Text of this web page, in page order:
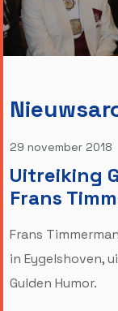
29 november 2018
Uitreiking
Frans
Frans
in Eygelshoven,
Gulden Humor.